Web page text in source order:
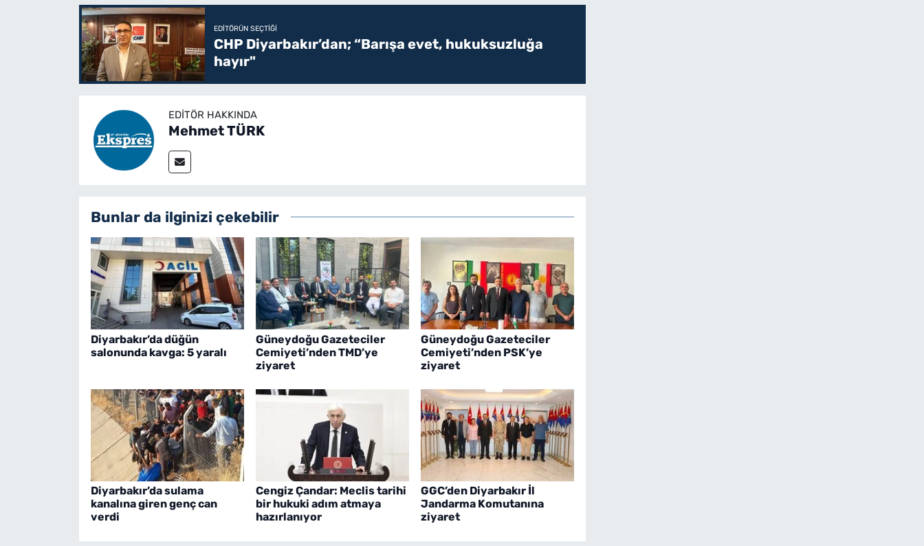
EDITÖRÜN SEÇTIĞI
CHP Diyarbakır’dan; “Barışa evet, hukuksuzluğa
hayır"
EDITÖR HAKKINDA
Mehmet TÜRK
Bunlar da ilginizi çekebilir
Diyarbakır’da düğün
salonunda kavga: 5 yaralı
Güneydoğu Gazeteciler
Cemiyeti’nden TMD’ye
ziyaret
Güneydoğu Gazeteciler
Cemiyeti’nden PSK’ye
ziyaret
Diyarbakır’da sulama
kanalına giren genç can
verdi
Cengiz Çandar: Meclis tarihi
bir hukuki adım atmaya
hazırlanıyor
GGC’den Diyarbakır İl
Jandarma Komutanına
ziyaret